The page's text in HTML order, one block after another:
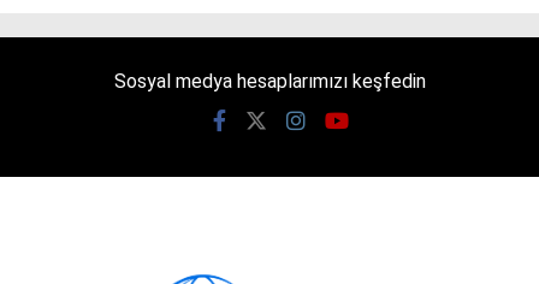
Sosyal medya hesaplarımızı keşfedin